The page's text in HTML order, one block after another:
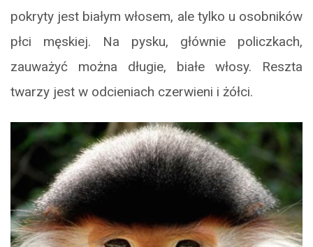
pokryty jest białym włosem, ale tylko u osobników
płci męskiej. Na pysku, głównie policzkach,
zauważyć można długie, białe włosy. Reszta
twarzy jest w odcieniach czerwieni i żółci.